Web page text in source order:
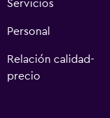
Servicios
Personal
Relación calidad-
precio